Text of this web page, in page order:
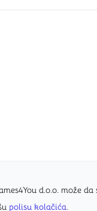
d.o.o. može da
polisu kolačića.